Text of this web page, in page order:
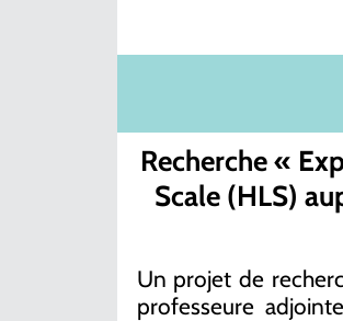
Recherche «
Scale (HLS)
Un projet de
professeure